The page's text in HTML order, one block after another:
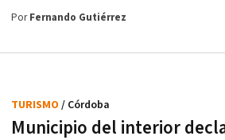
PorFernando Gutiérrez
Municipio del interior
TURISMO / Córdoba